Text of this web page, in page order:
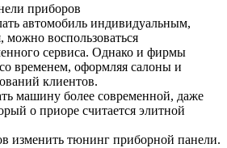
приборов
автомобиль индивидуальным,
можно воспользоваться
сервиса. Однако и фирмы
временем, оформляя салоны и
клиентов.
машину более современной, даже
о приоре считается элитной
изменить тюнинг приборной панели.